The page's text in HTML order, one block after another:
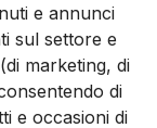
e annunci
sul set­tore e
marketing, di
di
e occasio­ni di